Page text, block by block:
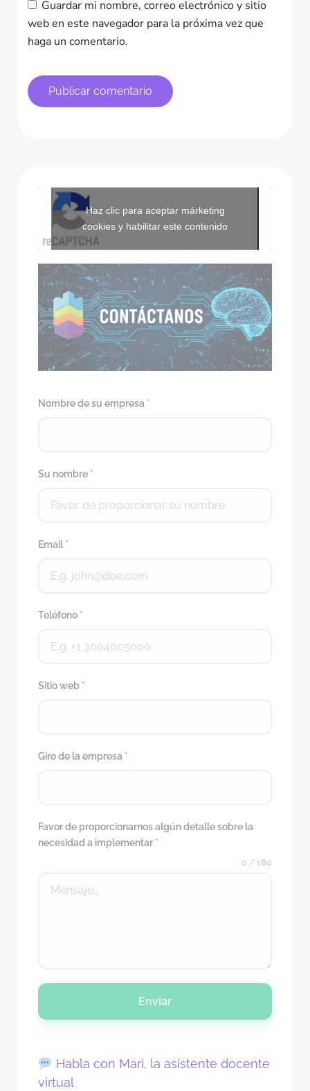
Guardar mi nombre, correo electrónico y sitio
web en este navegador para la próxima vez que
haga un comentario.
Haz clic para aceptar márketing
cookies y habilitar este contenido
Nombre de su empresa *
Su nombre *
Email *
Teléfono *
Sitio web *
Giro de la empresa *
Favor de proporcionarnos algún detalle sobre la
necesidad a implementar *
0 / 180
Enviar
Habla con Mari, la asistente docente
virtual